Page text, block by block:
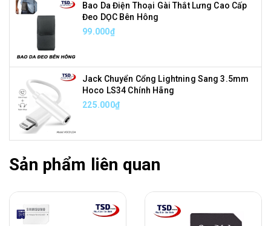
Bao Da Điện Thoại Gài Thắt Lưng Cao Cấp
Đeo DỌC Bên Hông
99.000₫
Jack Chuyển Cổng Lightning Sang 3.5mm
Hoco LS34 Chính Hãng
225.000₫
Sản phẩm liên quan